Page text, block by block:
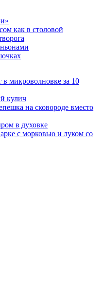
как в столовой
микроволновке за 10
кулич
на сковороде вместо
в духовке
с морковью и луком со